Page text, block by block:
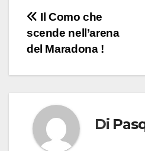
Navigazione
articoli
Il Como che
scende nell’arena
del Maradona !
Di